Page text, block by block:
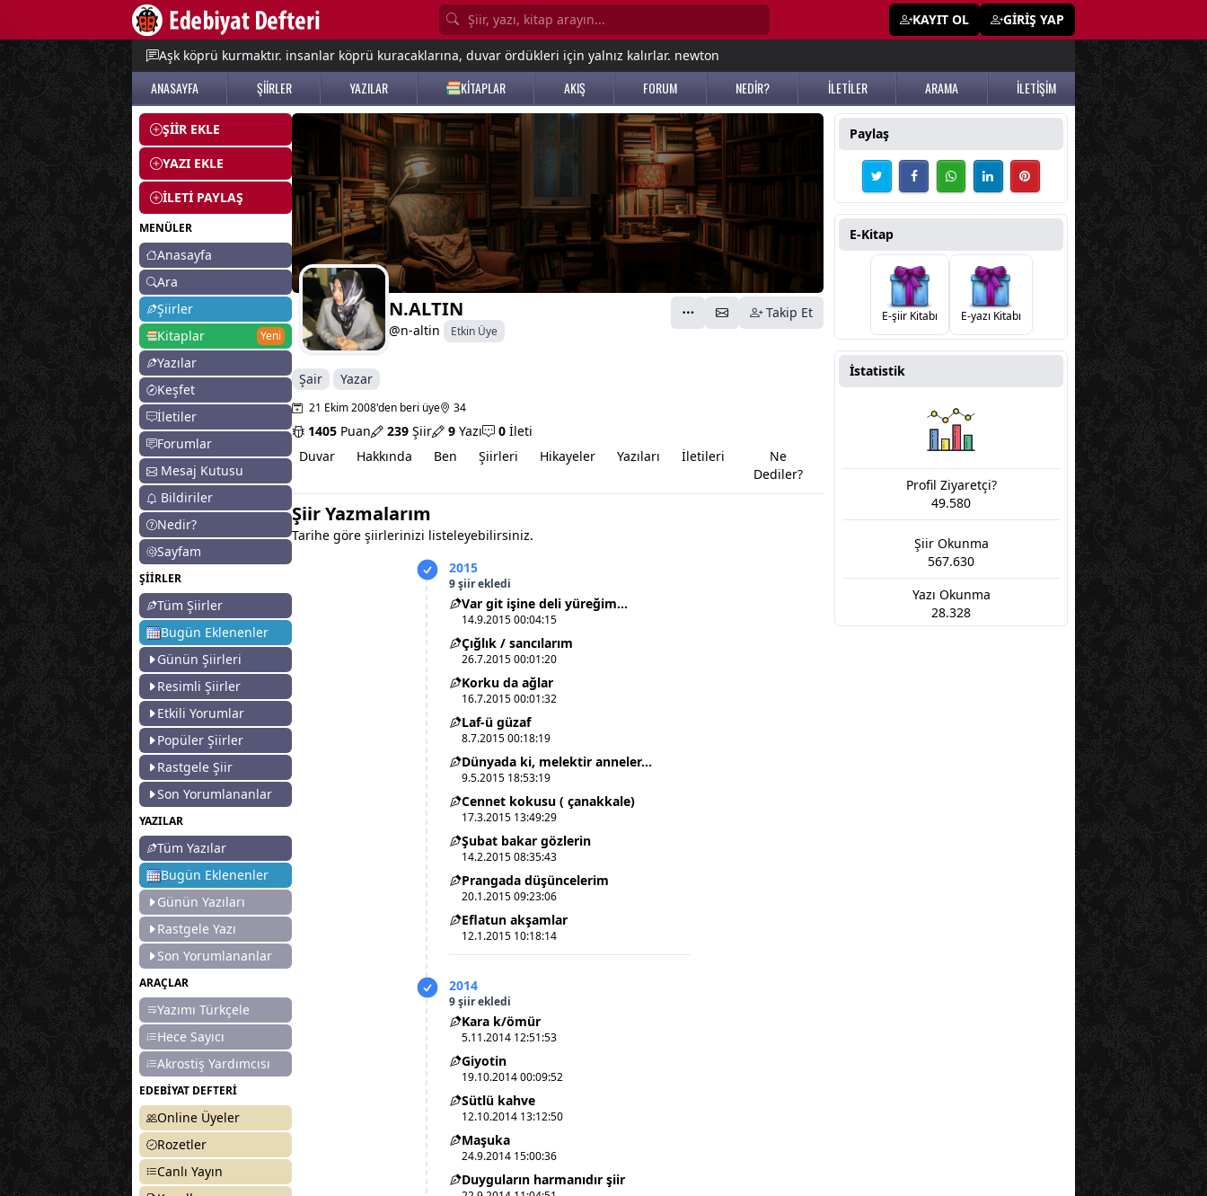
KAYIT OL GİRİŞ YAP
Aşk köprü kurmaktır. insanlar köprü kuracaklarına, duvar ördükleri için yalnız kalırlar. newton
ANASAYFA ŞİİRLER YAZILAR KİTAPLAR AKIŞ FORUM NEDİR? İLETİLER ARAMA İLETİŞİM
ŞİİR EKLE
YAZI EKLE
İLETİ PAYLAŞ
MENÜLER
Anasayfa
Ara
Şiirler
Kitaplar
Yeni
Yazılar
Keşfet
İletiler
Forumlar
Mesaj Kutusu
Bildiriler
Nedir?
Sayfam
ŞİİRLER
Tüm Şiirler
Bugün Eklenenler
Günün Şiirleri
Resimli Şiirler
Etkili Yorumlar
Popüler Şiirler
Rastgele Şiir
Son Yorumlananlar
YAZILAR
Tüm Yazılar
Bugün Eklenenler
Günün Yazıları
Rastgele Yazı
Son Yorumlananlar
ARAÇLAR
Yazımı Türkçele
Hece Sayıcı
Akrostiş Yardımcısı
EDEBİYAT DEFTERİ
Online Üyeler
Rozetler
Canlı Yayın
N.ALTIN
@n-altin Etkin Üye
Takip Et
Şair Yazar
21 Ekim 2008'den beri üye 34
1405 Puan 239 Şiir 9 Yazı 0 İleti
Duvar
Hakkında Ben Şiirleri Hikayeler Yazıları İletileri
Ne
Dediler?
Şiir Yazmalarım
Tarihe göre şiirlerinizi listeleyebilirsiniz.
2015
9 şiir ekledi
Var git işine deli yüreğim…
14.9.2015 00:04:15
Çığlık / sancılarım
26.7.2015 00:01:20
Korku da ağlar
16.7.2015 00:01:32
Laf-ü güzaf
8.7.2015 00:18:19
Dünyada ki, melektir anneler...
9.5.2015 18:53:19
Cennet kokusu ( çanakkale)
17.3.2015 13:49:29
Şubat bakar gözlerin
14.2.2015 08:35:43
Prangada düşüncelerim
20.1.2015 09:23:06
Eflatun akşamlar
12.1.2015 10:18:14
2014
9 şiir ekledi
Kara k/ömür
5.11.2014 12:51:53
Giyotin
19.10.2014 00:09:52
Sütlü kahve
12.10.2014 13:12:50
Maşuka
24.9.2014 15:00:36
Duyguların harmanıdır şiir
Paylaş
E-Kitap
E-şiir Kitabı E-yazı Kitabı
İstatistik
Profil Ziyaretçi?
49.580
Şiir Okunma
567.630
Yazı Okunma
28.328
menu